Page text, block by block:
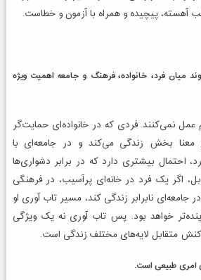
آهسته، پیچیده و همراه با آزمون و خطاست.
میان فرد، خانواده، فرهنگ و جامعه اهمیت ویژه
نمی‌کنند. فردی که در خانواده‌ای حمایت‌گر
بخش زندگی می‌کند و در جامعه‌ای با
احتمال بیشتری دارد که در برابر دشواری‌ها
اگر یک فرد در خانه‌ای پرآسیب، در فرهنگی
جامعه‌ای نابرابر زندگی کند، مسیر تاب آوری او
خواهد بود. پس تاب آوری نه یک ویژگی
متقابل لایه‌های مختلف زندگی است.
امری طبیعی است.